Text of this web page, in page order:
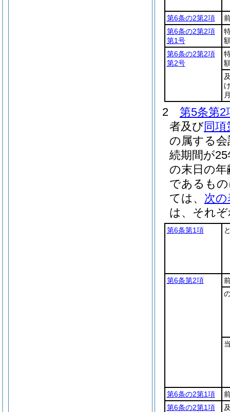
第6条の2第2項
第6条の2第2項
第1号
第6条の2第2項
第2号
2
第5条第2
者及び同項
の属する
続期間が
の末日の
であるも
ては、 次の
は、それ
第6条第1項
第6条第2項
第6条の2第1項
第6条の2第1項